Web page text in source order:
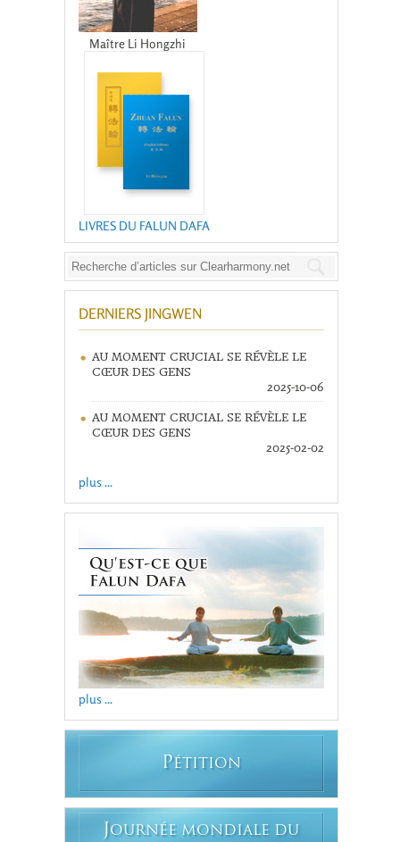
Maître Li Hongzhi
LIVRES DU FALUN DAFA
DERNIERS JINGWEN
AU MOMENT CRUCIAL SE RÉVÈLE LE
CŒUR DES GENS
2025-10-06
AU MOMENT CRUCIAL SE RÉVÈLE LE
CŒUR DES GENS
2025-02-02
plus ...
plus ...
PÉTITION
JOURNÉE MONDIALE DU